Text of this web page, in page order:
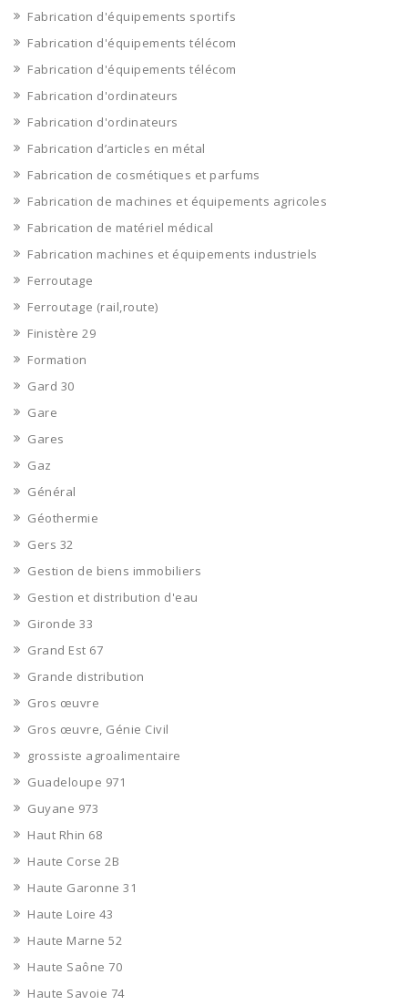
Fabrication d'équipements sportifs
Fabrication d'équipements télécom
Fabrication d'équipements télécom
Fabrication d'ordinateurs
Fabrication d'ordinateurs
Fabrication d’articles en métal
Fabrication de cosmétiques et parfums
Fabrication de machines et équipements agricoles
Fabrication de matériel médical
Fabrication machines et équipements industriels
Ferroutage
Ferroutage (rail,route)
Finistère 29
Formation
Gard 30
Gare
Gares
Gaz
Général
Géothermie
Gers 32
Gestion de biens immobiliers
Gestion et distribution d'eau
Gironde 33
Grand Est 67
Grande distribution
Gros œuvre
Gros œuvre, Génie Civil
grossiste agroalimentaire
Guadeloupe 971
Guyane 973
Haut Rhin 68
Haute Corse 2B
Haute Garonne 31
Haute Loire 43
Haute Marne 52
Haute Saône 70
Haute Savoie 74